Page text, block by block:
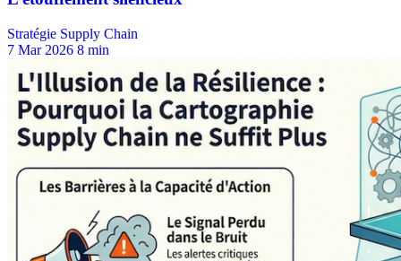
Stratégie Supply Chain
7 Mar 2026 8 min